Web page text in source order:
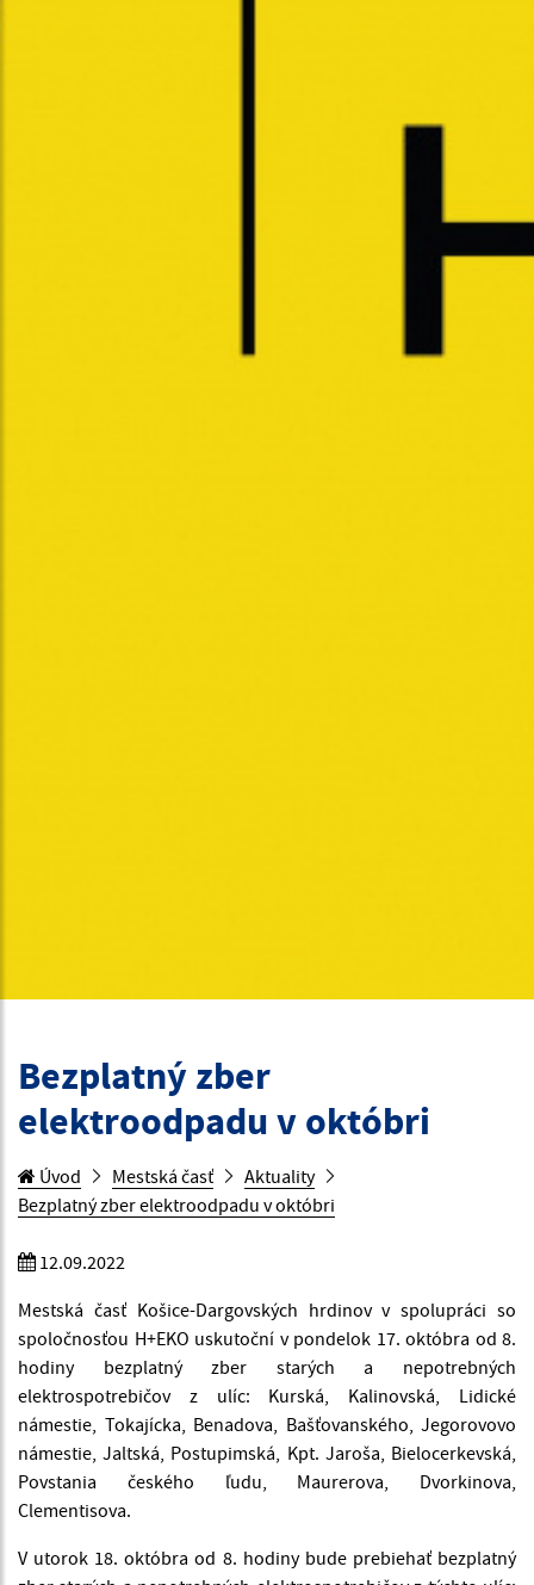
Bezplatný zber
elektroodpadu v októbri
Úvod Mestská časť
Aktuality
Bezplatný zber elektroodpadu v októbri
12.09.2022
Mestská časť Košice-Dargovských hrdinov v spolupráci so
spoločnosťou H+EKO uskutoční v pondelok 17. októbra od 8.
hodiny bezplatný zber starých a nepotrebných
elektrospotrebičov z ulíc: Kurská, Kalinovská, Lidické
námestie, Tokajícka, Benadova, Bašťovanského, Jegorovovo
námestie, Jaltská, Postupimská, Kpt. Jaroša, Bielocerkevská,
Povstania českého ľudu, Maurerova, Dvorkinova,
Clementisova.
V utorok 18. októbra od 8. hodiny bude prebiehať bezplatný